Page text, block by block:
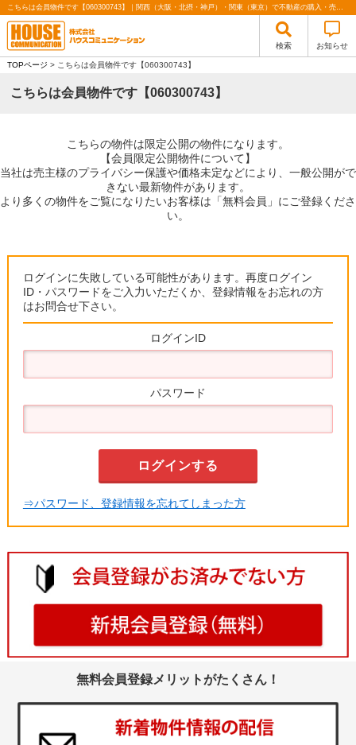
こちらは会員物件です【060300743】｜関西（大阪・北摂・神戸）・関東（東京）で不動産の購入・売却、注文住宅、リノベーションの事なら株式会社ハウスコミュニケーション
検索 お知らせ
TOPページ > こちらは会員物件です【060300743】
こちらは会員物件です【060300743】
こちらの物件は限定公開の物件になります。
【会員限定公開物件について】
当社は売主様のプライバシー保護や価格未定などにより、一般公開がで
きない最新物件があります。
より多くの物件をご覧になりたいお客様は「無料会員」にご登録くださ
い。
ログインに失敗している可能性があります。再度ログイン
ID・パスワードをご入力いただくか、登録情報をお忘れの方
はお問合せ下さい。
ログインID
パスワード
⇒パスワード、登録情報を忘れてしまった方
無料会員登録メリットがたくさん！